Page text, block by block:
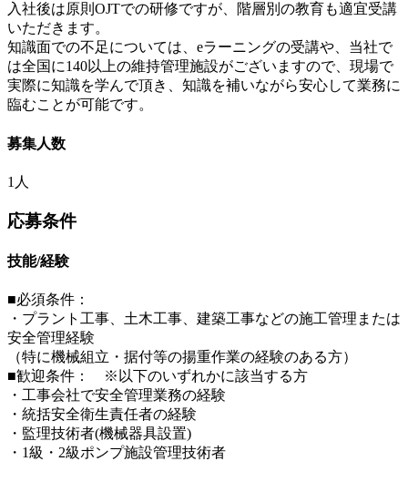
入社後は原則OJTでの研修ですが、階層別の教育も適宜受講
いただきます。
知識面での不足については、eラーニングの受講や、当社で
は全国に140以上の維持管理施設がございますので、現場で
実際に知識を学んで頂き、知識を補いながら安心して業務に
臨むことが可能です。
募集人数
1人
応募条件
技能/経験
■必須条件：
・プラント工事、土木工事、建築工事などの施工管理または
安全管理経験
（特に機械組立・据付等の揚重作業の経験のある方）
■歓迎条件： ※以下のいずれかに該当する方
・工事会社で安全管理業務の経験
・統括安全衛生責任者の経験
・監理技術者(機械器具設置)
・1級・2級ポンプ施設管理技術者